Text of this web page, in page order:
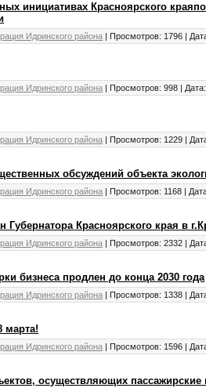
инициативах Красноярского
Идринского района Просмотров: 1796
Идринского района Просмотров: 998 Дата:
Идринского района Просмотров: 1229
обсуждений объекта
Идринского района Просмотров: 1168
Красноярского края в
Идринского района Просмотров: 2332
бизнеса продлен до конца 2030 года
Идринского района Просмотров: 1338
марта!
Идринского района Просмотров: 1596
осуществляющих пассажирские